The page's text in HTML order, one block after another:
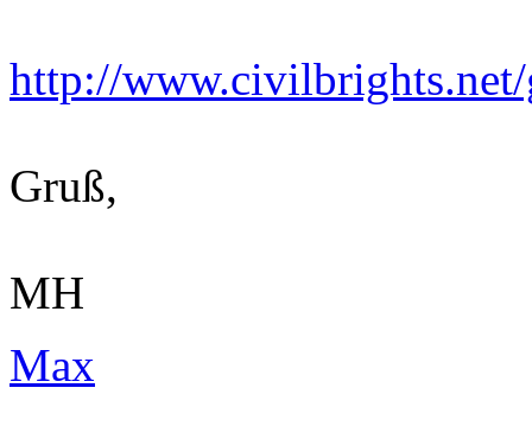
http://www.civilbrights.net/
Gruß,
MH
Max